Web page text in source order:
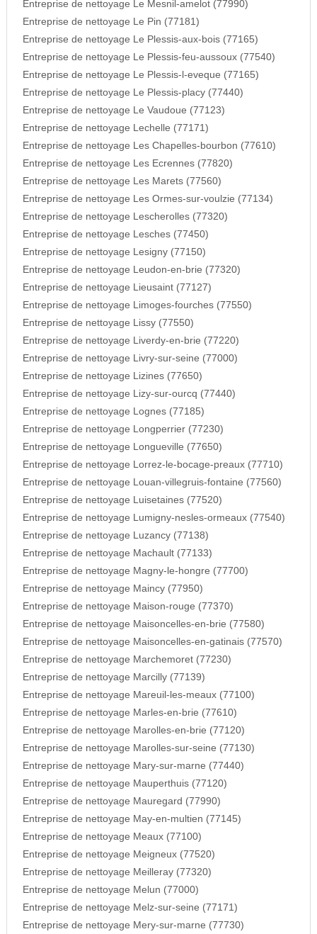
Entreprise de nettoyage Le Mesnil-amelot (77990)
Entreprise de nettoyage Le Pin (77181)
Entreprise de nettoyage Le Plessis-aux-bois (77165)
Entreprise de nettoyage Le Plessis-feu-aussoux (77540)
Entreprise de nettoyage Le Plessis-l-eveque (77165)
Entreprise de nettoyage Le Plessis-placy (77440)
Entreprise de nettoyage Le Vaudoue (77123)
Entreprise de nettoyage Lechelle (77171)
Entreprise de nettoyage Les Chapelles-bourbon (77610)
Entreprise de nettoyage Les Ecrennes (77820)
Entreprise de nettoyage Les Marets (77560)
Entreprise de nettoyage Les Ormes-sur-voulzie (77134)
Entreprise de nettoyage Lescherolles (77320)
Entreprise de nettoyage Lesches (77450)
Entreprise de nettoyage Lesigny (77150)
Entreprise de nettoyage Leudon-en-brie (77320)
Entreprise de nettoyage Lieusaint (77127)
Entreprise de nettoyage Limoges-fourches (77550)
Entreprise de nettoyage Lissy (77550)
Entreprise de nettoyage Liverdy-en-brie (77220)
Entreprise de nettoyage Livry-sur-seine (77000)
Entreprise de nettoyage Lizines (77650)
Entreprise de nettoyage Lizy-sur-ourcq (77440)
Entreprise de nettoyage Lognes (77185)
Entreprise de nettoyage Longperrier (77230)
Entreprise de nettoyage Longueville (77650)
Entreprise de nettoyage Lorrez-le-bocage-preaux (77710)
Entreprise de nettoyage Louan-villegruis-fontaine (77560)
Entreprise de nettoyage Luisetaines (77520)
Entreprise de nettoyage Lumigny-nesles-ormeaux (77540)
Entreprise de nettoyage Luzancy (77138)
Entreprise de nettoyage Machault (77133)
Entreprise de nettoyage Magny-le-hongre (77700)
Entreprise de nettoyage Maincy (77950)
Entreprise de nettoyage Maison-rouge (77370)
Entreprise de nettoyage Maisoncelles-en-brie (77580)
Entreprise de nettoyage Maisoncelles-en-gatinais (77570)
Entreprise de nettoyage Marchemoret (77230)
Entreprise de nettoyage Marcilly (77139)
Entreprise de nettoyage Mareuil-les-meaux (77100)
Entreprise de nettoyage Marles-en-brie (77610)
Entreprise de nettoyage Marolles-en-brie (77120)
Entreprise de nettoyage Marolles-sur-seine (77130)
Entreprise de nettoyage Mary-sur-marne (77440)
Entreprise de nettoyage Mauperthuis (77120)
Entreprise de nettoyage Mauregard (77990)
Entreprise de nettoyage May-en-multien (77145)
Entreprise de nettoyage Meaux (77100)
Entreprise de nettoyage Meigneux (77520)
Entreprise de nettoyage Meilleray (77320)
Entreprise de nettoyage Melun (77000)
Entreprise de nettoyage Melz-sur-seine (77171)
Entreprise de nettoyage Mery-sur-marne (77730)